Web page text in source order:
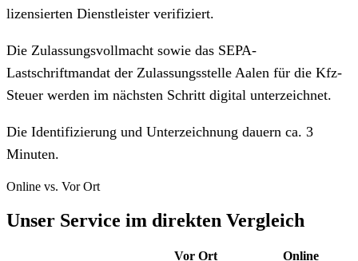
lizensierten Dienstleister verifiziert.
Die Zulassungsvollmacht sowie das SEPA-
Lastschriftmandat der Zulassungsstelle Aalen für die Kfz-
Steuer werden im nächsten Schritt digital unterzeichnet.
Die Identifizierung und Unterzeichnung dauern ca. 3
Minuten.
Online vs. Vor Ort
Unser Service im direkten Vergleich
Vor Ort
Online